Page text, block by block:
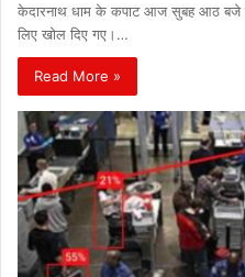
केदारनाथ धाम के कपाट आज सुबह आठ बजे
लिए खोल दिए गए।…
Read More »